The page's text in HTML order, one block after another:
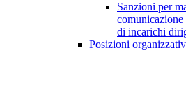
Sanzioni per
di incarichi
Posizioni